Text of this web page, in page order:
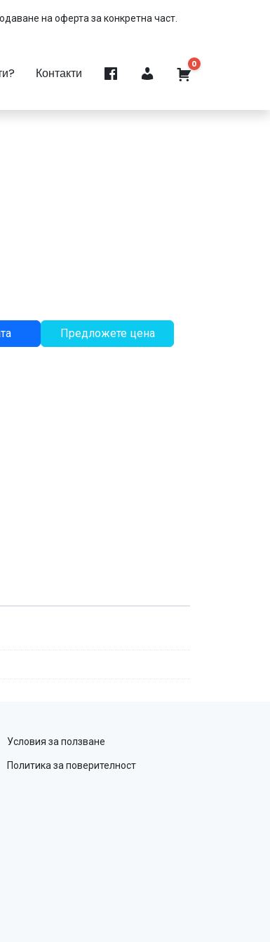
на оферта за конкретна част.
Контакти
0
Предложете цена
Условия за ползване
Политика за поверителност